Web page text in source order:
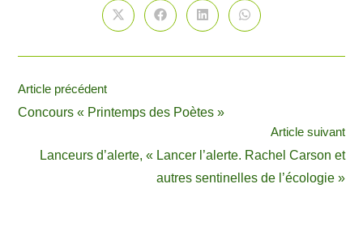
Article précédent
Concours « Printemps des Poètes »
Article suivant
Lanceurs d’alerte, « Lancer l’alerte. Rachel Carson et
autres sentinelles de l’écologie »